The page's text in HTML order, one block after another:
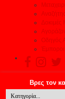
Δοκιμές
Οδηγός
Έμποροι